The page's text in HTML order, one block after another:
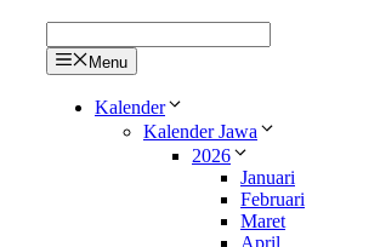
Menu
Kalender
Kalender Jawa
2026
Januari
Februari
Maret
April